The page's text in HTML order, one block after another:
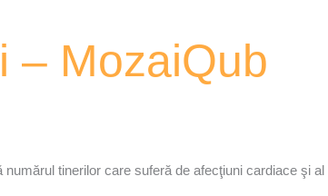
– MozaiQub
tinerilor care suferă de afecţiuni cardiace şi